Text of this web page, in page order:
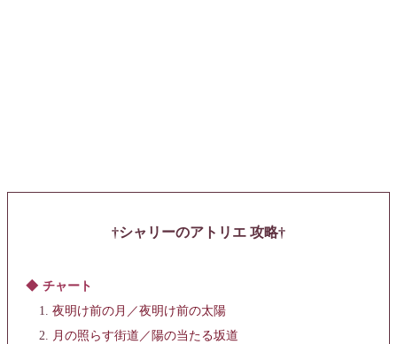
シャリーのアトリエ 攻略
チャート
夜明け前の月／夜明け前の太陽
月の照らす街道／陽の当たる坂道